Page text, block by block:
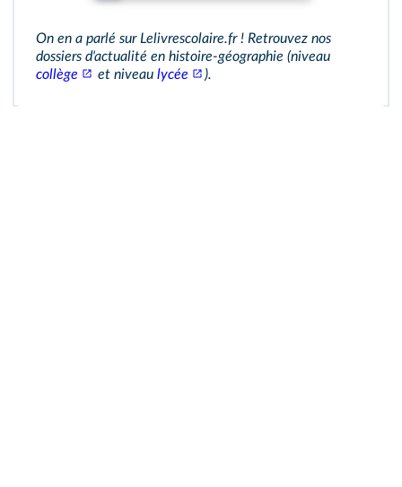
On en a parlé sur Lelivrescolaire.fr ! Retrouvez nos
dossiers d'actualité en histoire‑géographie (niveau
collège
et niveau lycée ).